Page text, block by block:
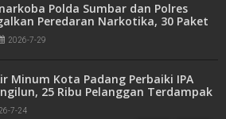
Polda Sumbar dan Polres
Peredaran Narkotika, 30 Paket
Siap Edar Disita
2026-7-29
Minum Kota Padang Perbaiki IPA
25 Ribu Pelanggan Terdampak
7-24